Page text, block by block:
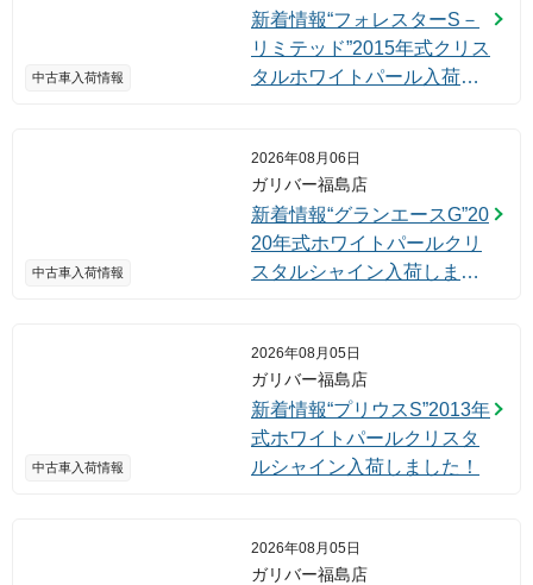
中古車入荷情報
新着情報“フォレスターS－
リミテッド”2015年式クリス
タルホワイトパール入荷し
中古車入荷情報
2026年08月06日
ガリバー福島店
新着情報“グランエースG”20
20年式ホワイトパールクリ
スタルシャイン入荷しまし
中古車入荷情報
2026年08月05日
ガリバー福島店
新着情報“プリウスS”2013年
式ホワイトパールクリスタ
ルシャイン入荷しました！
2026年08月05日
ガリバー福島店